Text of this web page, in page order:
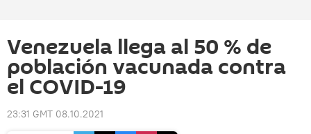
Venezuela llega al 50 % de
población vacunada contra
el COVID-19
23:31 GMT 08.10.2021